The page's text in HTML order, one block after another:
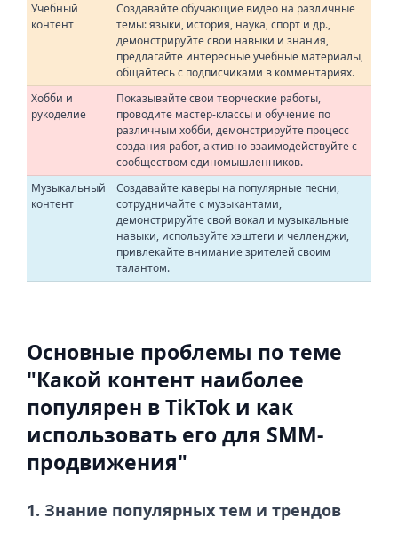
Учебный
контент
Создавайте обучающие видео на различные
темы: языки, история, наука, спорт и др.,
демонстрируйте свои навыки и знания,
предлагайте интересные учебные материалы,
общайтесь с подписчиками в комментариях.
Хобби и
рукоделие
Показывайте свои творческие работы,
проводите мастер-классы и обучение по
различным хобби, демонстрируйте процесс
создания работ, активно взаимодействуйте с
сообществом единомышленников.
Музыкальный
контент
Создавайте каверы на популярные песни,
сотрудничайте с музыкантами,
демонстрируйте свой вокал и музыкальные
навыки, используйте хэштеги и челленджи,
привлекайте внимание зрителей своим
талантом.
Основные проблемы по теме
"Какой контент наиболее
популярен в TikTok и как
использовать его для SMM-
продвижения"
1. Знание популярных тем и трендов